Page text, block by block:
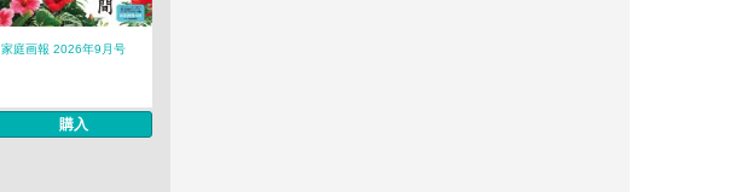
家庭画報 2026年9月号
購入